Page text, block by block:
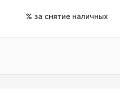
% за снятие наличных